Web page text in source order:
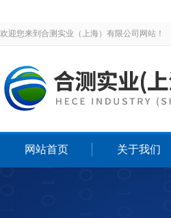
欢迎您来到合测实业（上海）有限公司网站！
网站首页 关于我们